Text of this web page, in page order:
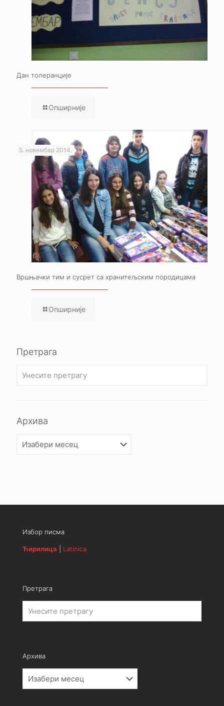
Дан толеранције
Опширније
5. новембар 2014.
Вршњачки тим и сусрет са хранитељским породицама
Опширније
Претрага
Архива
Избор писма
Ћирилица Latinica
Претрага
Архива